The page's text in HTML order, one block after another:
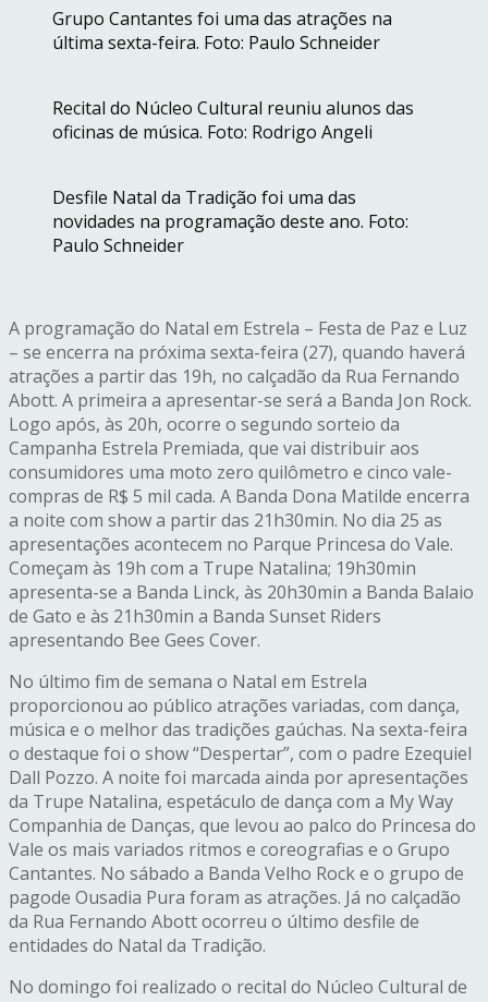
Grupo Cantantes foi uma das atrações na
última sexta-feira. Foto: Paulo Schneider
Recital do Núcleo Cultural reuniu alunos das
oficinas de música. Foto: Rodrigo Angeli
Desfile Natal da Tradição foi uma das
novidades na programação deste ano. Foto:
Paulo Schneider
A programação do Natal em Estrela – Festa de Paz e Luz
– se encerra na próxima sexta-feira (27), quando haverá
atrações a partir das 19h, no calçadão da Rua Fernando
Abott. A primeira a apresentar-se será a Banda Jon Rock.
Logo após, às 20h, ocorre o segundo sorteio da
Campanha Estrela Premiada, que vai distribuir aos
consumidores uma moto zero quilômetro e cinco vale-
compras de R$ 5 mil cada. A Banda Dona Matilde encerra
a noite com show a partir das 21h30min. No dia 25 as
apresentações acontecem no Parque Princesa do Vale.
Começam às 19h com a Trupe Natalina; 19h30min
apresenta-se a Banda Linck, às 20h30min a Banda Balaio
de Gato e às 21h30min a Banda Sunset Riders
apresentando Bee Gees Cover.
No último fim de semana o Natal em Estrela
proporcionou ao público atrações variadas, com dança,
música e o melhor das tradições gaúchas. Na sexta-feira
o destaque foi o show “Despertar”, com o padre Ezequiel
Dall Pozzo. A noite foi marcada ainda por apresentações
da Trupe Natalina, espetáculo de dança com a My Way
Companhia de Danças, que levou ao palco do Princesa do
Vale os mais variados ritmos e coreografias e o Grupo
Cantantes. No sábado a Banda Velho Rock e o grupo de
pagode Ousadia Pura foram as atrações. Já no calçadão
da Rua Fernando Abott ocorreu o último desfile de
entidades do Natal da Tradição.
No domingo foi realizado o recital do Núcleo Cultural de